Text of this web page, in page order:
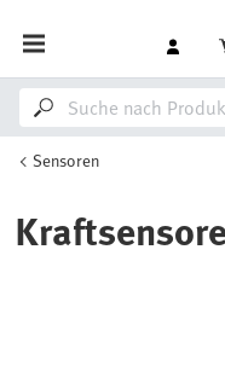
Sensoren